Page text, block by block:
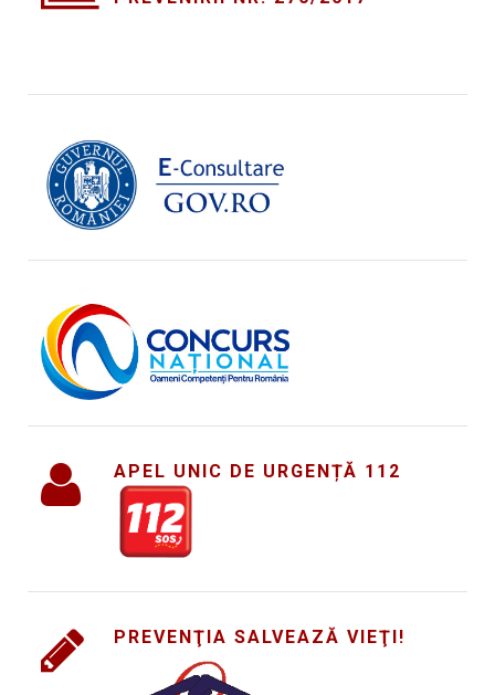
APEL UNIC DE URGENȚĂ 112
PREVENŢIA SALVEAZĂ VIEŢI!